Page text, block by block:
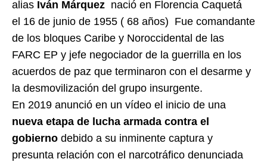
alias Iván Márquez nació en Florencia Caquetá
el 16 de junio de 1955 ( 68 años) Fue comandante
de los bloques Caribe y Noroccidental de las
FARC EP y jefe negociador de la guerrilla en los
acuerdos de paz que terminaron con el desarme y
la desmovilización del grupo insurgente.
En 2019 anunció en un vídeo el inicio de una
nueva etapa de lucha armada contra el
gobierno debido a su inminente captura y
presunta relación con el narcotráfico denunciada